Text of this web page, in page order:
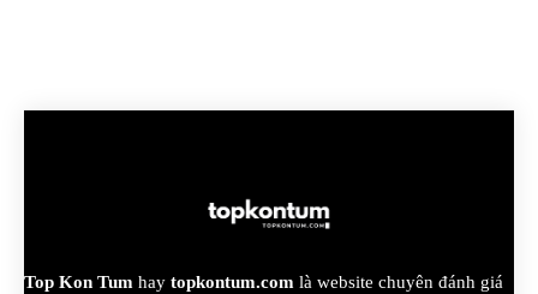
Top Kon Tum hay topkontum.com là website chuyên đánh giá